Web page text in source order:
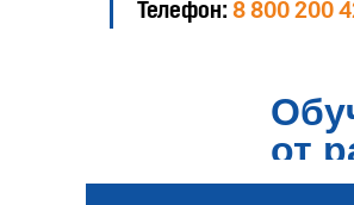
Телефон: 8 800 200
от